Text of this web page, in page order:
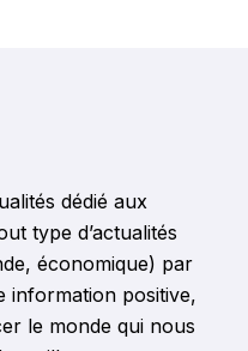
dédié aux
type d’actualités
économique) par
information positive,
le monde qui nous